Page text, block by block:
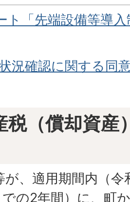
ト「先端設備等導
況確認に関する同
税（償却資産
が、適用期間内（
の2年間）に、町